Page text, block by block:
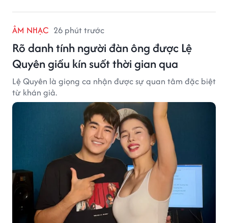
ÂM NHẠC 26 phút trước
Rõ danh tính người đàn ông được Lệ
Quyên giấu kín suốt thời gian qua
Lệ Quyên là giọng ca nhận được sự quan tâm đặc biệt
từ khán giả.